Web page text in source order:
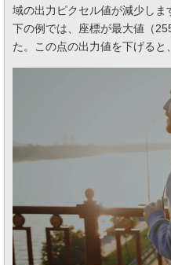
域の出力ピクセル値が減少し
下の例では、座標が最大値（
た。この点の出力値を下げる